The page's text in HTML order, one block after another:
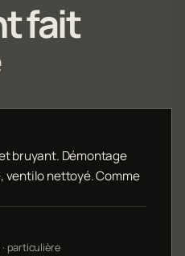
fait
bruyant. Démontage
ventilo nettoyé. Comme
particulière